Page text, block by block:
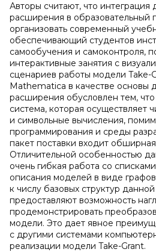
Авторы считают, что интеграция
расширения в образовательный
организовать современный
обеспечивающий студентов
самообучения и самоконтроля,
интерактивные занятия с
сценариев работы модели
Mathematica в качестве основы
расширения обусловлен тем, что
система, которая осуществляет
и символьные вычисления,
программирования и среды
пакет поставки входит
Отличительной особенностью
очень гибкая работа со
описания моделей в виде
к числу базовых структур
предоставляют возможность
продемонстрировать
модели. Это дает явное
с другими системами
реализации модели Take-Grant.